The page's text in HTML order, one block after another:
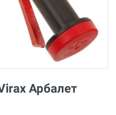
Арбалет